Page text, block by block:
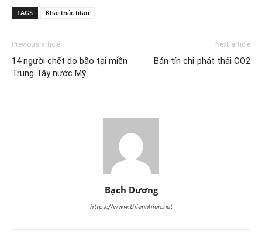
TAGS Khai thác titan
Previous article
14 người chết do bão tại miền
Trung Tây nước Mỹ
Next article
Bán tín chỉ phát thải CO2
Bạch Dương
https://www.thiennhien.net